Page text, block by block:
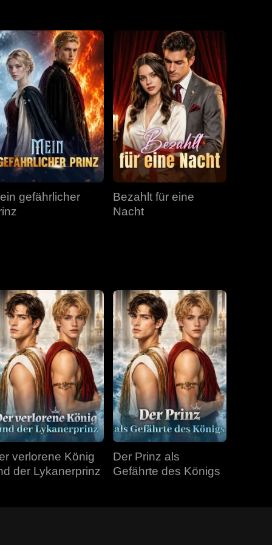
Folge 34 Folge 35
gefährlicher
Bezahlt für eine
Nacht
verlorene König
der Lykanerprinz
Der Prinz als
Gefährte des Königs